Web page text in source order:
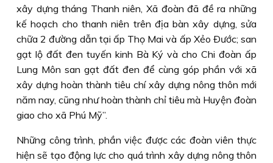
xây dựng tháng Thanh niên, Xã đoàn đã đề ra những
kế hoạch cho thanh niên trên địa bàn xây dựng, sửa
chữa 2 đường dẫn tại ấp Thọ Mai và ấp Xẻo Ðước; san
gạt lộ đất đen tuyến kinh Bà Ký và cho Chi đoàn ấp
Lung Môn san gạt đất đen để cùng góp phần với xã
xây dựng hoàn thành tiêu chí xây dựng nông thôn mới
năm nay, cũng như hoàn thành chỉ tiêu mà Huyện đoàn
giao cho xã Phú Mỹ”.
Những công trình, phần việc được các đoàn viên thực
hiện sẽ tạo động lực cho quá trình xây dựng nông thôn